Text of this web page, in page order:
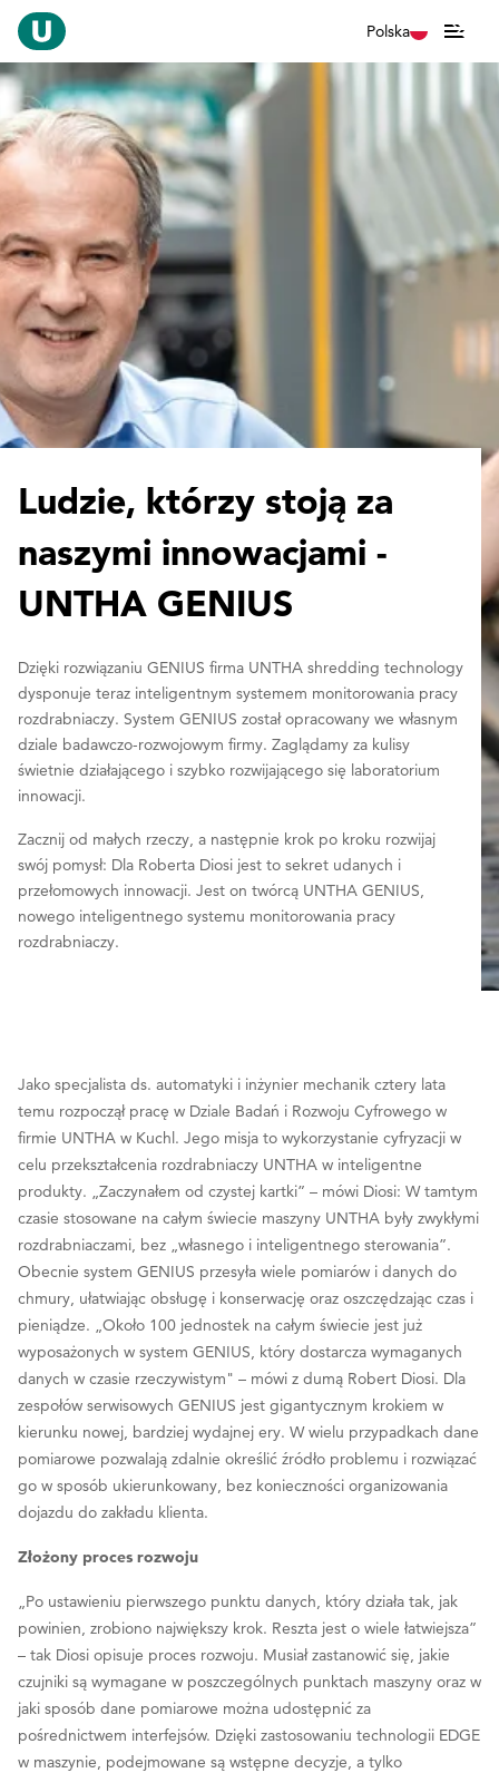
Polska
Ludzie, którzy stoją za
naszymi innowacjami -
UNTHA GENIUS
Dzięki rozwiązaniu GENIUS firma UNTHA shredding technology
dysponuje teraz inteligentnym systemem monitorowania pracy
rozdrabniaczy. System GENIUS został opracowany we własnym
dziale badawczo-rozwojowym firmy. Zaglądamy za kulisy
świetnie działającego i szybko rozwijającego się laboratorium
innowacji.
Zacznij od małych rzeczy, a następnie krok po kroku rozwijaj
swój pomysł: Dla Roberta Diosi jest to sekret udanych i
przełomowych innowacji. Jest on twórcą UNTHA GENIUS,
nowego inteligentnego systemu monitorowania pracy
rozdrabniaczy.
Jako specjalista ds. automatyki i inżynier mechanik cztery lata
temu rozpoczął pracę w Dziale Badań i Rozwoju Cyfrowego w
firmie UNTHA w Kuchl. Jego misja to wykorzystanie cyfryzacji w
celu przekształcenia rozdrabniaczy UNTHA w inteligentne
produkty. „Zaczynałem od czystej kartki” – mówi Diosi: W tamtym
czasie stosowane na całym świecie maszyny UNTHA były zwykłymi
rozdrabniaczami, bez „własnego i inteligentnego sterowania”.
Obecnie system GENIUS przesyła wiele pomiarów i danych do
chmury, ułatwiając obsługę i konserwację oraz oszczędzając czas i
pieniądze. „Około 100 jednostek na całym świecie jest już
wyposażonych w system GENIUS, który dostarcza wymaganych
danych w czasie rzeczywistym" – mówi z dumą Robert Diosi. Dla
zespołów serwisowych GENIUS jest gigantycznym krokiem w
kierunku nowej, bardziej wydajnej ery. W wielu przypadkach dane
pomiarowe pozwalają zdalnie określić źródło problemu i rozwiązać
go w sposób ukierunkowany, bez konieczności organizowania
dojazdu do zakładu klienta.
Złożony proces rozwoju
„Po ustawieniu pierwszego punktu danych, który działa tak, jak
powinien, zrobiono największy krok. Reszta jest o wiele łatwiejsza”
– tak Diosi opisuje proces rozwoju. Musiał zastanowić się, jakie
czujniki są wymagane w poszczególnych punktach maszyny oraz w
jaki sposób dane pomiarowe można udostępnić za
pośrednictwem interfejsów. Dzięki zastosowaniu technologii EDGE
w maszynie, podejmowane są wstępne decyzje, a tylko